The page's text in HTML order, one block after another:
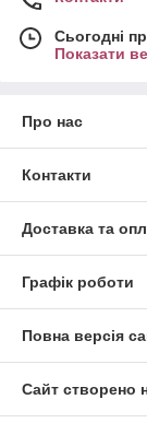
Сьогодні
Показати
Про нас
Контакти
Доставка та
Графік роботи
Повна версія
Сайт створено